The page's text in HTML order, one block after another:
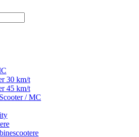
30 km/t
45 km/t
/ MC